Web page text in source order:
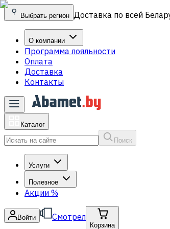
Выбрать регион Доставка по всей
О компании
Программа лояльности
Оплата
Доставка
Контакты
Каталог
Поиск
Услуги
Полезное
Акции %
Войти Смотрел
Корзина